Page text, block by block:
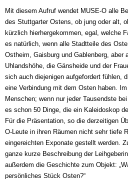
Mit diesem Aufruf wendet MUSE-O alle
des Stuttgarter Ostens, ob jung oder alt,
kürzlich hierhergekommen, egal, welche
es natürlich, wenn alle Stadtteile des
Ostheim, Gaisburg und Gablenberg, aber
Uhlandshöhe, die Gänsheide und der
sich auch diejenigen aufgefordert fühlen,
eine Verbindung mit dem Osten haben.
Menschen; wenn nur jeder Tausendste
es schon 50 Dinge, die ein Kaleidoskop
Für die Präsentation, so die derzeitigen
O-Leute in ihren Räumen nicht sehr tiefe
eingereichten Exponate gestellt werden.
ganze kurze Beschreibung der
außerdem die Geschichte zum Objekt:
persönliches Stück Osten?“